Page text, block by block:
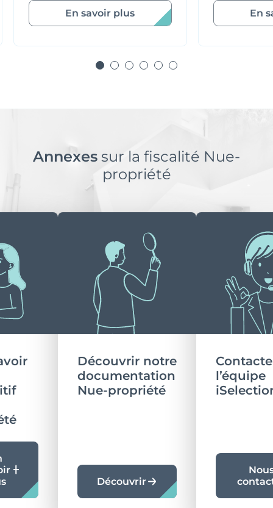
En savoir plus En
Annexes sur la fiscalité Nue-
propriété
Découvrir notre
documentation
Nue-propriété
Découvrir
l’équipe